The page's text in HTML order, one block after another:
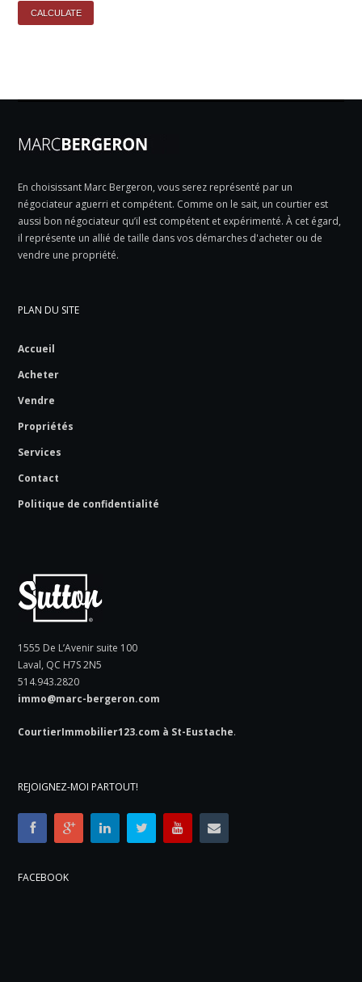
En choisissant Marc Bergeron, vous serez représenté par un
négociateur aguerri et compétent. Comme on le sait, un courtier est
aussi bon négociateur qu’il est compétent et expérimenté. À cet égard,
il représente un allié de taille dans vos démarches d'acheter ou de
vendre une propriété.
PLAN DU SITE
Accueil
Acheter
Vendre
Propriétés
Services
Contact
Politique de confidentialité
1555 De L’Avenir suite 100
Laval, QC H7S 2N5
514.943.2820
immo@marc-bergeron.com
CourtierImmobilier123.com à St-Eustache.
REJOIGNEZ-MOI PARTOUT!
FACEBOOK